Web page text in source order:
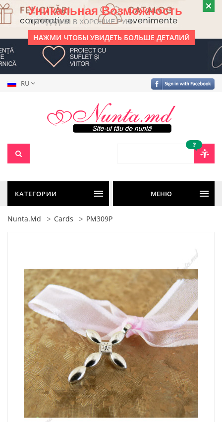
Уникальная Возможность
ПЕРЕДАДИМ В ХОРОШИЕ РУКИ
НАЖМИ ЧТОБЫ УВИДЕТЬ БОЛЬШЕ ДЕТАЛИЙ
RU
?
КАТЕГОРИИ МЕНЮ
Nunta.md Cards PM309P